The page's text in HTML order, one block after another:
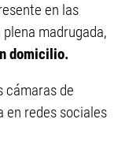
en las
plena madrugada,
domicilio.
cámaras de
en redes sociales